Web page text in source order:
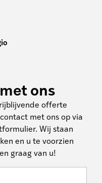
ons
offerte
met ons op via
Wij staan
en u te voorzien
graag van u!